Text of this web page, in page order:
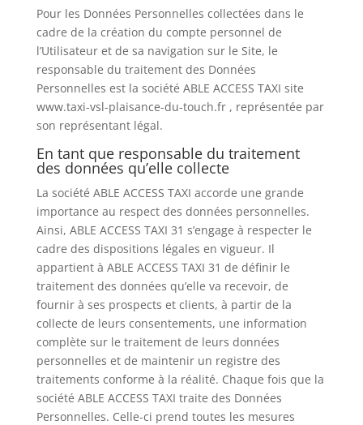
Pour les Données Personnelles collectées dans le
cadre de la création du compte personnel de
l’Utilisateur et de sa navigation sur le Site, le
responsable du traitement des Données
Personnelles est la société ABLE ACCESS TAXI site
www.taxi-vsl-plaisance-du-touch.fr , représentée par
son représentant légal.
En tant que responsable du traitement
des données qu’elle collecte
La société ABLE ACCESS TAXI accorde une grande
importance au respect des données personnelles.
Ainsi, ABLE ACCESS TAXI 31 s’engage à respecter le
cadre des dispositions légales en vigueur. Il
appartient à ABLE ACCESS TAXI 31 de définir le
traitement des données qu’elle va recevoir, de
fournir à ses prospects et clients, à partir de la
collecte de leurs consentements, une information
complète sur le traitement de leurs données
personnelles et de maintenir un registre des
traitements conforme à la réalité. Chaque fois que la
société ABLE ACCESS TAXI traite des Données
Personnelles. Celle-ci prend toutes les mesures